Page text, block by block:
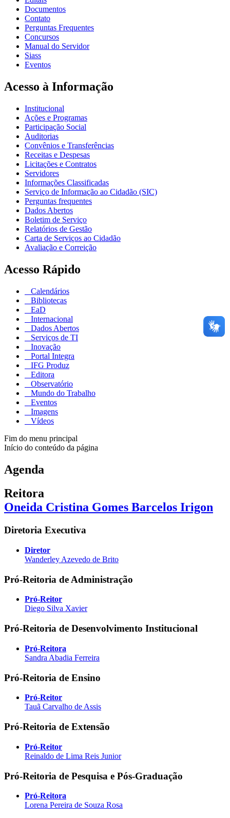
Documentos
Contato
Perguntas Frequentes
Concursos
Manual do Servidor
Siass
Eventos
Acesso à Informação
Institucional
Ações e Programas
Participação Social
Auditorias
Convênios e Transferências
Receitas e Despesas
Licitações e Contratos
Servidores
Informações Classificadas
Serviço de Informação ao Cidadão (SIC)
Perguntas frequentes
Dados Abertos
Boletim de Serviço
Relatórios de Gestão
Carta de Serviços ao Cidadão
Avaliação e Correição
Acesso Rápido
Calendários
Bibliotecas
EaD
Internacional
Dados Abertos
Serviços de TI
Inovação
Portal Integra
IFG Produz
Editora
Observatório
Mundo do Trabalho
Eventos
Imagens
Vídeos
Fim do menu principal
Início do conteúdo da página
Agenda
Reitora
Oneida Cristina Gomes Barcelos Irigon
Diretoria Executiva
Diretor
Wanderley Azevedo de Brito
Pró-Reitoria de Administração
Pró-Reitor
Diego Silva Xavier
Pró-Reitoria de Desenvolvimento Institucional
Pró-Reitora
Sandra Abadia Ferreira
Pró-Reitoria de Ensino
Pró-Reitor
Tauã Carvalho de Assis
Pró-Reitoria de Extensão
Pró-Reitor
Reinaldo de Lima Reis Junior
Pró-Reitoria de Pesquisa e Pós-Graduação
Pró-Reitora
Lorena Pereira de Souza Rosa